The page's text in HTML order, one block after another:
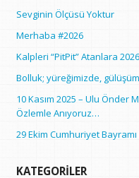
Sevginin Ölçüsü Yoktur
Merhaba #2026
Kalpleri “PitPit” Atanlara
Bolluk; yüreğimizde,
10 Kasım 2025 – Ulu Önder
Özlemle Anıyoruz…
29 Ekim Cumhuriyet
KATEGORILER